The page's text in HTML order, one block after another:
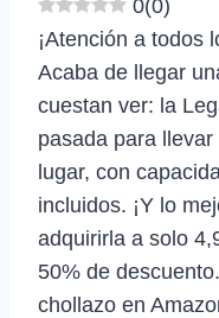
0(0)
¡Atención a todos
Acaba de llegar
cuestan ver: la
pasada para
lugar, con
incluidos. ¡Y lo
adquirirla a solo
50% de
chollazo en